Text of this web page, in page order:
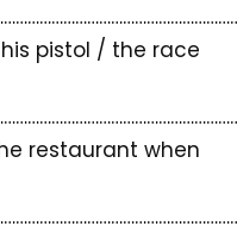
pistol / the race
restaurant when